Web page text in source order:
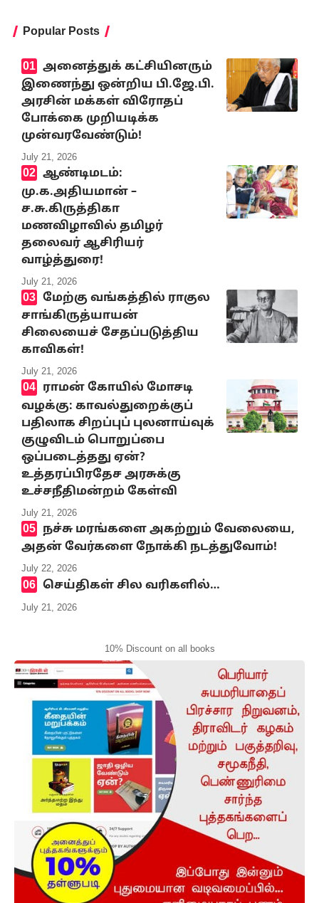
Popular Posts
அனைத்துக் கட்சியினரும்
இணைந்து ஒன்றிய பி.ஜே.பி.
அரசின் மக்கள் விரோதப்
போக்கை முறியடிக்க
முன்வரவேண்டும்!
July 21, 2026
ஆண்டிமடம்:
மு.க.அதியமான் –
ச.சு.கிருத்திகா
மணவிழாவில் தமிழர்
தலைவர் ஆசிரியர்
வாழ்த்துரை!
July 21, 2026
மேற்கு வங்கத்தில் ராகுல
சாங்கிருத்யாயன்
சிலையைச் சேதப்படுத்திய
காவிகள்!
July 21, 2026
ராமன் கோயில் மோசடி
வழக்கு: காவல்துறைக்குப்
பதிலாக சிறப்புப் புலனாய்வுக்
குழுவிடம் பொறுப்பை
ஒப்படைத்தது ஏன்?
உத்தரப்பிரதேச அரசுக்கு
உச்சநீதிமன்றம் கேள்வி
July 21, 2026
நச்சு மரங்களை அகற்றும் வேலையை,
அதன் வேர்களை நோக்கி நடத்துவோம்!
July 22, 2026
செய்திகள் சில வரிகளில்…
July 21, 2026
10% Discount on all books